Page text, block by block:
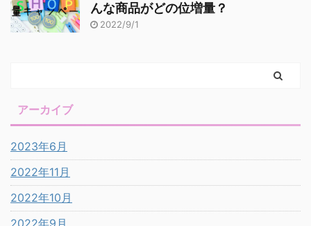
んな商品がどの位増量？
2022/9/1
アーカイブ
2023年6月
2022年11月
2022年10月